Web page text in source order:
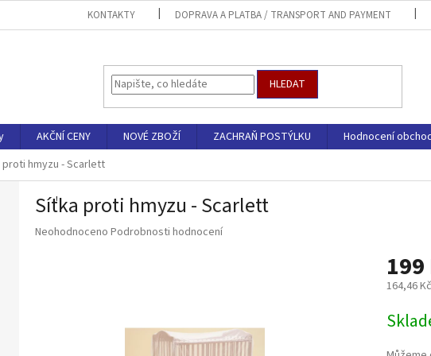
KONTAKTY DOPRAVA A PLATBA / TRANSPORT AND PAYMENT
HLEDAT
AKČNÍ CENY NOVÉ ZBOŽÍ ZACHRAŇ POSTÝLKU Hodnocení
hmyzu - Scarlett
Síťka proti hmyzu - Scarlett
Průměrné
Neohodnoceno Podrobnosti hodnocení
199
164,46
cena: